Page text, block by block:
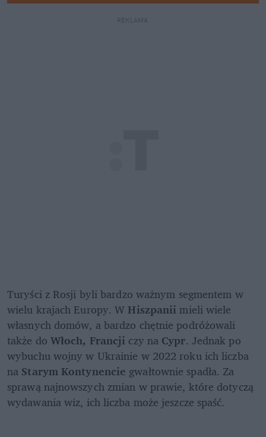
REKLAMA
Turyści z Rosji byli bardzo ważnym segmentem w
wielu krajach Europy. W Hiszpanii mieli wiele
własnych domów, a bardzo chętnie podróżowali
także do Włoch, Francji czy na Cypr. Jednak po
wybuchu wojny w Ukrainie w 2022 roku ich liczba
na Starym Kontynencie gwałtownie spadła. Za
sprawą najnowszych zmian w prawie, które dotyczą
wydawania wiz, ich liczba może jeszcze spaść.